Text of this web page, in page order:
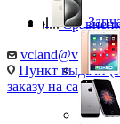
vcland@vcland.ru
Пункт выдачи
заказу на сайте),